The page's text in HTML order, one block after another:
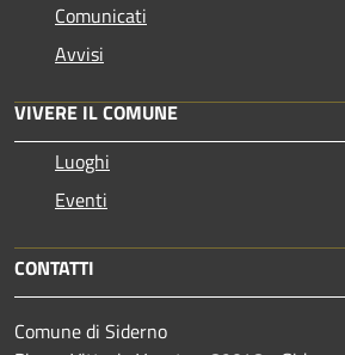
Comunicati
Avvisi
VIVERE IL COMUNE
Luoghi
Eventi
CONTATTI
Comune di Siderno